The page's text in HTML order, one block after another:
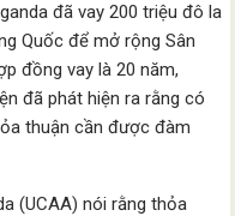
đã vay 200 triệu đô la
Quốc để mở rộng Sân
đồng vay là 20 năm,
đã phát hiện ra rằng có
thuận cần được đàm
(UCAA) nói rằng thỏa